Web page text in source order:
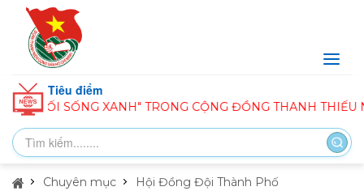
Tiêu điểm
XANH" TRONG CỘNG ĐỒNG THANH THIẾU NHI
Chuyên mục Hội Đồng Đội Thành Phố